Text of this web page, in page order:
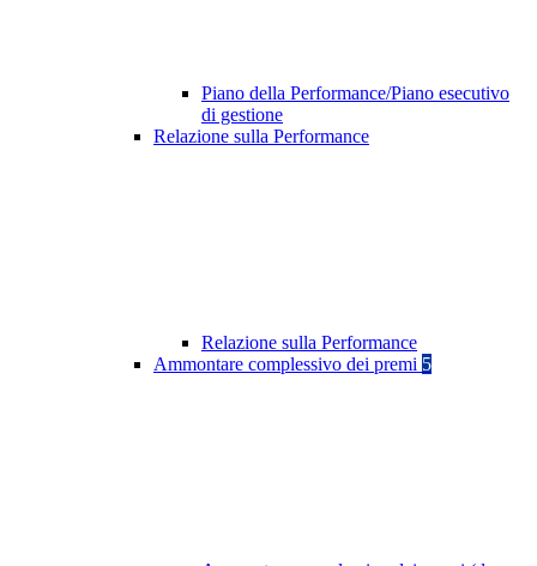
Piano della Performance/Piano esecutivo
di gestione
Relazione sulla Performance
Relazione sulla Performance
Ammontare complessivo dei premi 5